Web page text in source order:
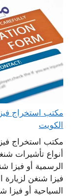
الكويت
مكتب استخراج
أنواع تأشيرات
الرسمية أو فيزا
فيزا شنغن لزيارة
السياحية أو فيزا